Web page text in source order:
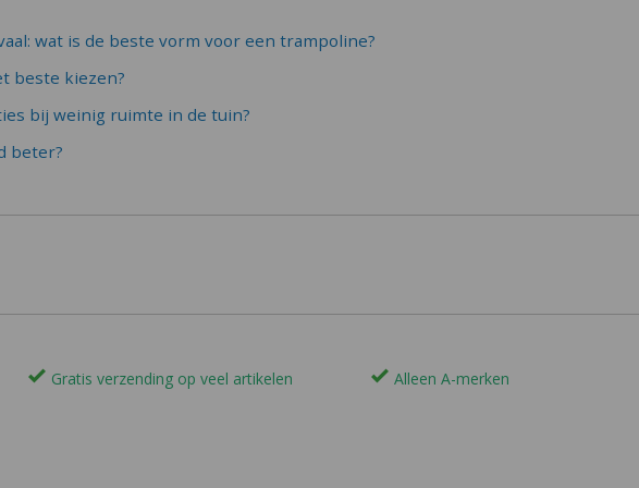
wat is de beste vorm voor een trampoline?
beste kiezen?
bij weinig ruimte in de tuin?
beter?
Gratis verzending op veel artikelen Alleen A-merken